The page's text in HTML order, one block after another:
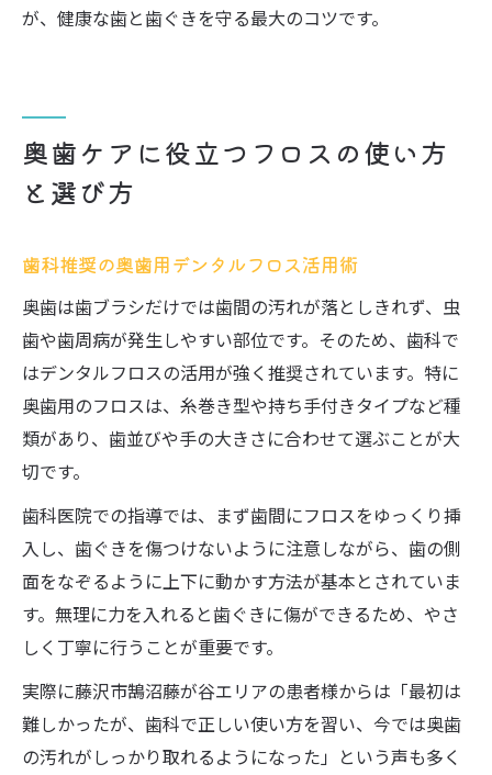
が、健康な歯と歯ぐきを守る最大のコツです。
奥歯ケアに役立つフロスの使い方
と選び方
歯科推奨の奥歯用デンタルフロス活用術
奥歯は歯ブラシだけでは歯間の汚れが落としきれず、虫
歯や歯周病が発生しやすい部位です。そのため、歯科で
はデンタルフロスの活用が強く推奨されています。特に
奥歯用のフロスは、糸巻き型や持ち手付きタイプなど種
類があり、歯並びや手の大きさに合わせて選ぶことが大
切です。
歯科医院での指導では、まず歯間にフロスをゆっくり挿
入し、歯ぐきを傷つけないように注意しながら、歯の側
面をなぞるように上下に動かす方法が基本とされていま
す。無理に力を入れると歯ぐきに傷ができるため、やさ
しく丁寧に行うことが重要です。
実際に藤沢市鵠沼藤が谷エリアの患者様からは「最初は
難しかったが、歯科で正しい使い方を習い、今では奥歯
の汚れがしっかり取れるようになった」という声も多く